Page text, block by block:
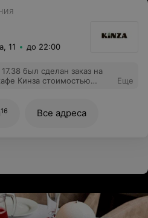
иногда приходится
убрать. Побольше
городе!
11 до 22:00
был сделан заказ на
Кинза стоимостью
в пищу и на пите
некачественного
уверять, что это не
Надеюсь, что
обратит внимание
Еще
16 Все адреса